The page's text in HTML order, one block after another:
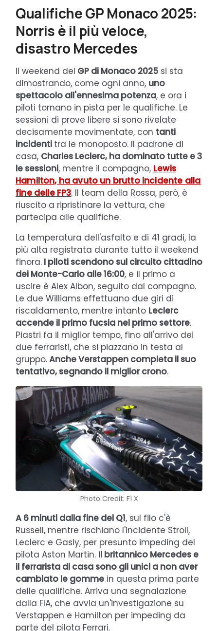
Qualifiche GP Monaco 2025:
Norris è il più veloce,
disastro Mercedes
Il weekend del GP di Monaco 2025 si sta
dimostrando, come ogni anno, uno
spettacolo all'ennesima potenza, e ora i
piloti tornano in pista per le qualifiche. Le
sessioni di prove libere si sono rivelate
decisamente movimentate, con tanti
incidenti tra le monoposto. Il padrone di
casa, Charles Leclerc, ha dominato tutte e 3
le sessioni, mentre il compagno, Lewis
Hamilton, ha avuto un brutto incidente alla
fine delle FP3. Il team della Rossa, però, è
riuscito a ripristinare la vettura, che
partecipa alle qualifiche.
La temperatura dell'asfalto e di 41 gradi, la
più alta registrata durante tutto il weekend
finora. I piloti scendono sul circuito cittadino
dei Monte-Carlo alle 16:00, e il primo a
uscire è Alex Albon, seguito dal compagno.
Le due Williams effettuano due giri di
riscaldamento, mentre intanto Leclerc
accende il primo fucsia nel primo settore.
Piastri fa il miglior tempo, fino all'arrivo dei
due ferraristi, che si piazzano in testa al
gruppo.Anche Verstappen completa il suo
tentativo, segnando il miglior crono.
Photo Credit: F1 X
A 6 minuti dalla fine del Q1, sul filo c'è
Russell, mentre rischiano l'incidente Stroll,
Leclerc e Gasly, per presunto impeding del
pilota Aston Martin. Il britannico Mercedes e
il ferrarista di casa sono gli unici a non aver
cambiato le gomme in questa prima parte
delle qualifiche. Arriva una segnalazione
dalla FIA, che avvia un'investigazione su
Verstappen e Hamilton per impeding da
parte del pilota Ferrari.